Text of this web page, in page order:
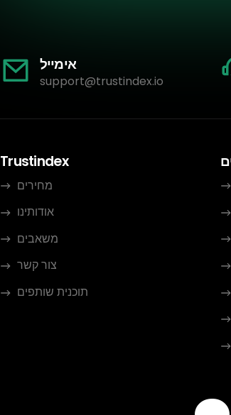
אימייל
support@trustindex.io
Trustindex
מחירים
אודותינו
משאבים
צור קשר
תוכנית שותפים